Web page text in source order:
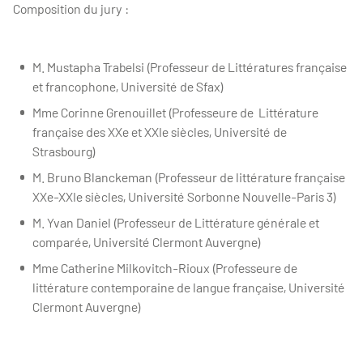
Composition du jury :
M. Mustapha Trabelsi (Professeur de Littératures française
et francophone, Université de Sfax)
Mme Corinne Grenouillet (Professeure de Littérature
française des XXe et XXIe siècles, Université de
Strasbourg)
M. Bruno Blanckeman (Professeur de littérature française
XXe-XXIe siècles, Université Sorbonne Nouvelle-Paris 3)
M. Yvan Daniel (Professeur de Littérature générale et
comparée, Université Clermont Auvergne)
Mme Catherine Milkovitch-Rioux (Professeure de
littérature contemporaine de langue française, Université
Clermont Auvergne)